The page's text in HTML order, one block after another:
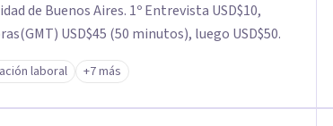
de Buenos Aires. 1º Entrevista USD$10,
USD$45 (50 minutos), luego USD$50.
laboral +7 más